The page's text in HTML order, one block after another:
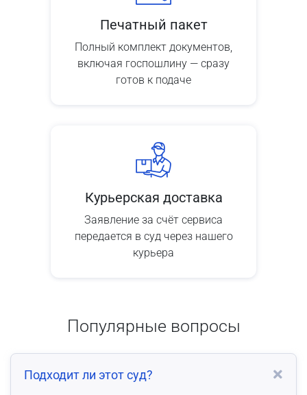
Печатный пакет
Полный комплект документов,
включая госпошлину — сразу
готов к подаче
Курьерская доставка
Заявление за счёт сервиса
передается в суд через нашего
курьера
Популярные вопросы
Подходит ли этот суд?